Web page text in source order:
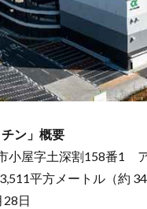
ン」概要
小屋字土深割158番1
平方メートル（約
28日